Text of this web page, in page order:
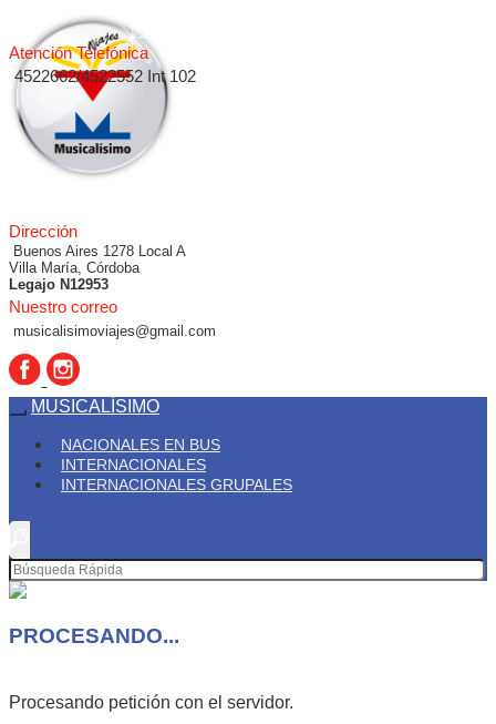
Dirección
Buenos Aires 1278 Local A
Villa María, Córdoba
Legajo N12953
Nuestro correo
musicalisimoviajes@gmail.com
Atención Telefónica
4522662/4522552 Int 102
MUSICALÍSIMO
NACIONALES EN BUS
INTERNACIONALES
INTERNACIONALES GRUPALES
PROCESANDO...
Procesando petición con el servidor.